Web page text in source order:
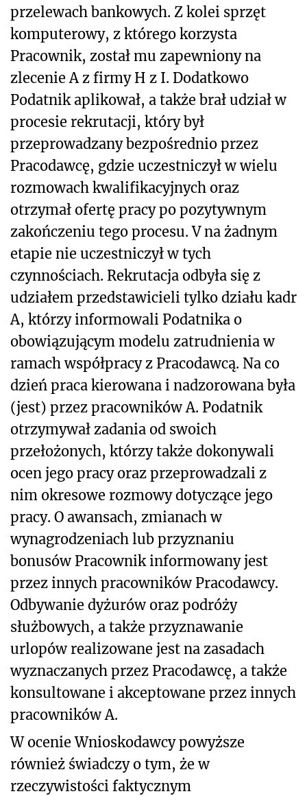
przelewach bankowych. Z kolei sprzęt
komputerowy, z którego korzysta
Pracownik, został mu zapewniony na
zlecenie A z firmy H z I. Dodatkowo
Podatnik aplikował, a także brał udział w
procesie rekrutacji, który był
przeprowadzany bezpośrednio przez
Pracodawcę, gdzie uczestniczył w wielu
rozmowach kwalifikacyjnych oraz
otrzymał ofertę pracy po pozytywnym
zakończeniu tego procesu. V na żadnym
etapie nie uczestniczył w tych
czynnościach. Rekrutacja odbyła się z
udziałem przedstawicieli tylko działu kadr
A, którzy informowali Podatnika o
obowiązującym modelu zatrudnienia w
ramach współpracy z Pracodawcą. Na co
dzień praca kierowana i nadzorowana była
(jest) przez pracowników A. Podatnik
otrzymywał zadania od swoich
przełożonych, którzy także dokonywali
ocen jego pracy oraz przeprowadzali z
nim okresowe rozmowy dotyczące jego
pracy. O awansach, zmianach w
wynagrodzeniach lub przyznaniu
bonusów Pracownik informowany jest
przez innych pracowników Pracodawcy.
Odbywanie dyżurów oraz podróży
służbowych, a także przyznawanie
urlopów realizowane jest na zasadach
wyznaczanych przez Pracodawcę, a także
konsultowane i akceptowane przez innych
pracowników A.
W ocenie Wnioskodawcy powyższe
również świadczy o tym, że w
rzeczywistości faktycznym